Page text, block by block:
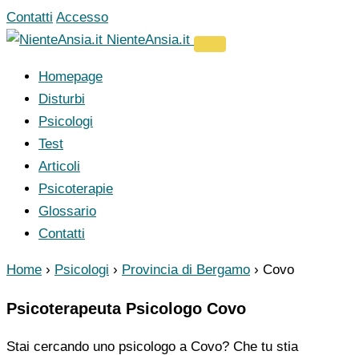
Vai
al
Contatti Accesso
NienteAnsia.it
Homepage
Disturbi
Psicologi
Test
Articoli
Psicoterapie
Glossario
Contatti
Home › Psicologi › Provincia di Bergamo › Covo
Psicoterapeuta Psicologo Covo
Stai cercando uno psicologo a Covo? Che tu stia